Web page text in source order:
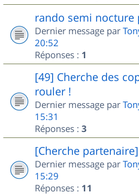
rando semi nocture
Dernier message par
20:52
Réponses : 1
[49] Cherche des
rouler !
Dernier message par
15:31
Réponses : 3
[Cherche
Dernier message par
15:29
Réponses : 11